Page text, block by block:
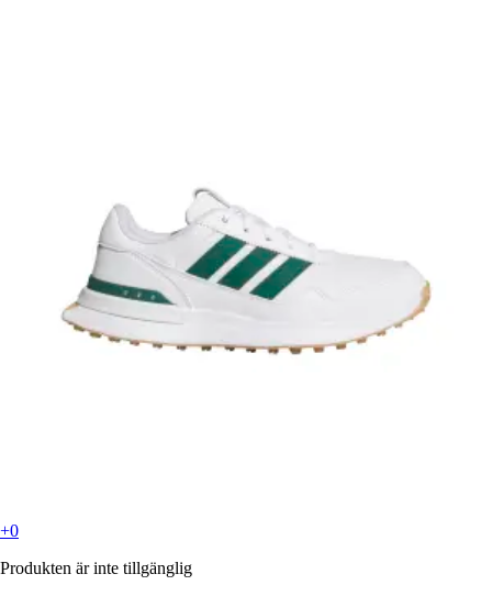
+0
Produkten är inte tillgänglig